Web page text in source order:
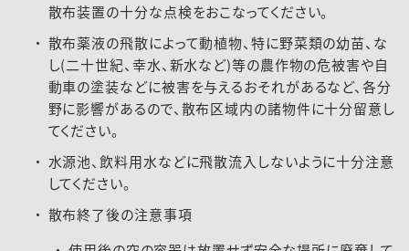
散布装置の十分な点検をおこなってください。
散布薬液の飛散によって動植物、特に野菜類の幼苗、な
し(二十世紀、幸水、新水など)等の農作物の危被害や自
動車の塗装などに被害を与えるおそれがあるなど、各分
野に影響があるので、散布区域内の諸物件に十分留意し
てください。
水源池、飲料用水などに飛散流入しないように十分注意
してください。
散布終了後の注意事項